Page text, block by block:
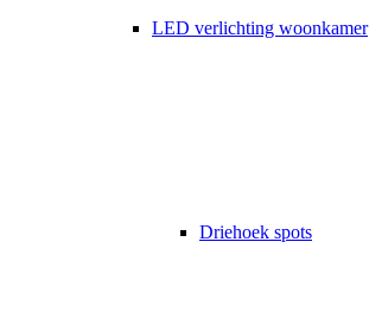
LED verlichting woonkamer
Driehoek spots